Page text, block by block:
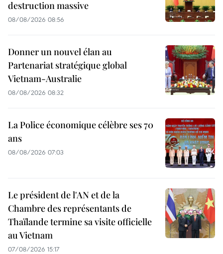
destruction massive
08/08/2026 08:56
Donner un nouvel élan au
Partenariat stratégique global
Vietnam-Australie
08/08/2026 08:32
La Police économique célèbre ses 70
ans
08/08/2026 07:03
Le président de l'AN et de la
Chambre des représentants de
Thaïlande termine sa visite officielle
au Vietnam
07/08/2026 15:17